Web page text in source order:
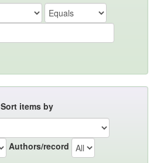
Sort items by
Authors/record